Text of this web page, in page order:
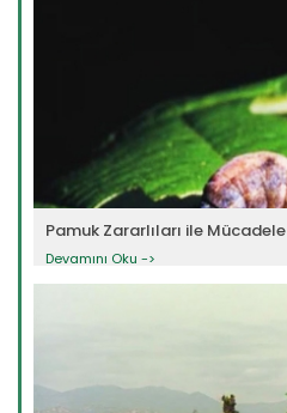
Pamuk Zararlıları ile Mücadele
Devamını Oku ->